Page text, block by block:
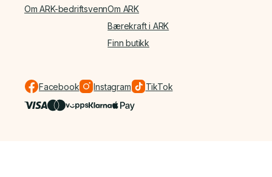
Om ARK-bedriftsvennOm ARK
Bærekraft i ARK
Finn butikk
Facebook Instagram TikTok